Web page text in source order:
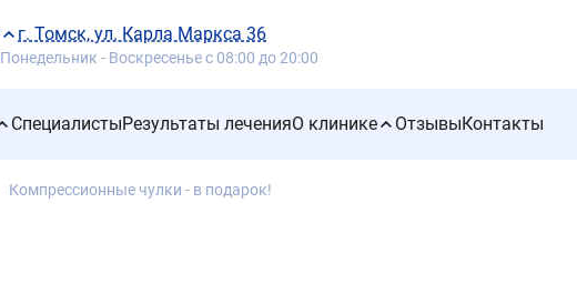
г. Томск, ул. Карла Маркса 36
Понедельник - Воскресенье с 08:00 до 20:00
СпециалистыРезультаты леченияО клинике ОтзывыКонтакты
Компрессионные чулки - в подарок!